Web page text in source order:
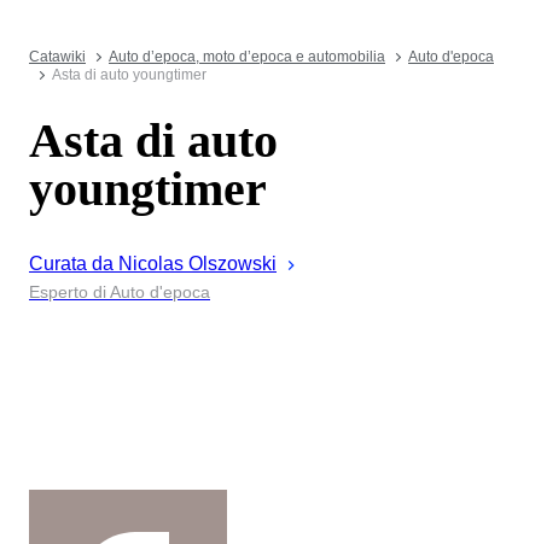
Catawiki Auto d’epoca, moto d’epoca e automobilia
Auto d'epoca
Asta di auto youngtimer
Asta di auto
youngtimer
Curata da Nicolas Olszowski
Esperto di Auto d'epoca